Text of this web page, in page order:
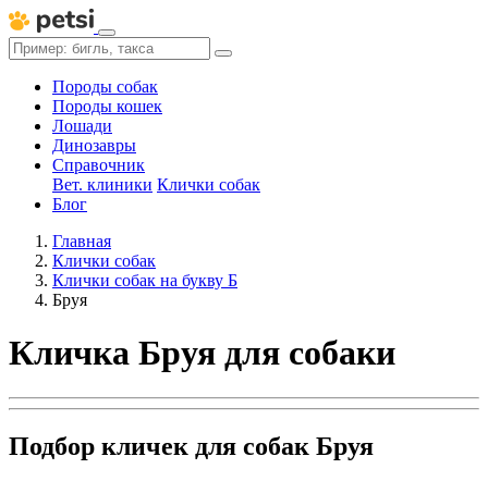
Породы собак
Породы кошек
Лошади
Динозавры
Справочник
Вет. клиники Клички собак
Блог
Главная
Клички собак
Клички собак на букву Б
Бруя
Кличка Бруя для собаки
Подбор кличек для собак Бруя